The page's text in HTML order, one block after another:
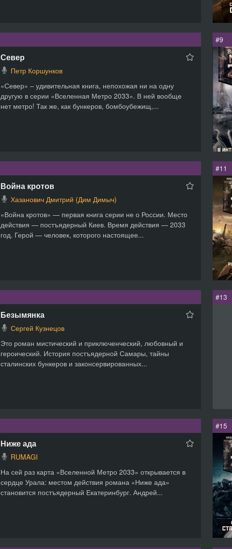
Север
Петр Коршунков
«Север» – удивительная книга, непохожая ни на одну
другую в серии «Вселенная Метро 2033». В ней вообще
нет метро! Так же, как бункеров, бомбоубежищ,...
#9
Война кротов
Хазанович Дмитрий (Дим Димыч)
«Война кротов» — первая книга серии не о России. Место
действия — постъядерный Киев. Время действия — 2033
год. Герой — человек, которого настоящее...
#11
Безымянка
Сергей Кузнецов
Это роман мистический и приключенческий, любовный и
героический. История постъядерной Самары, тайны
сталинских бункеров и законсервированных...
#13
Ниже ада
RUMAGI
На сей раз карта «Вселенной Метро 2033» открывается в
сердце Урала: местом действия романа «Ниже ада»
становится постъядерный Екатеринбург. Андрей...
#15